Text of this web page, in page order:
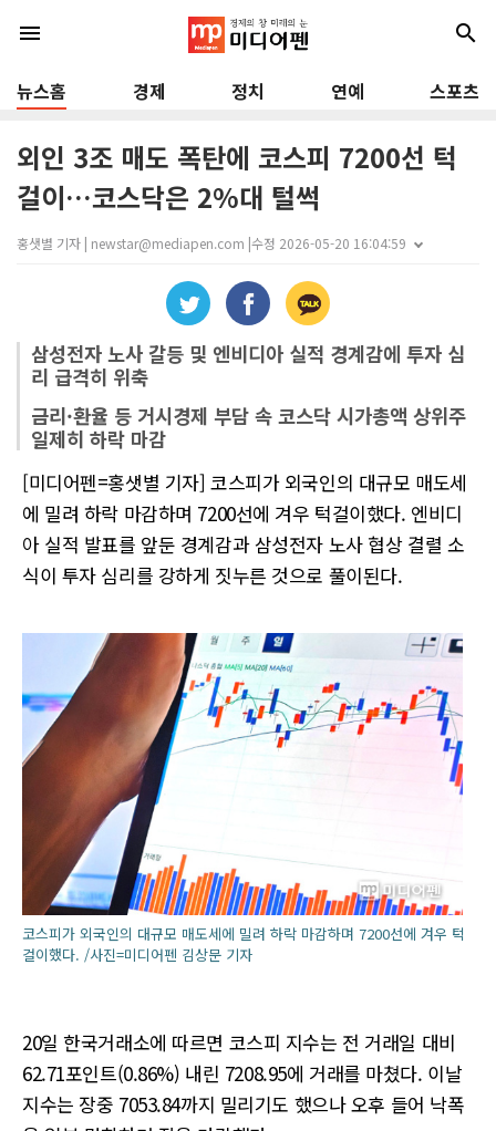
menu search
뉴스홈 경제 정치 연예 스포츠
외인 3조 매도 폭탄에 코스피 7200선 턱
걸이…코스닥은 2%대 털썩
홍샛별 기자 | newstar@mediapen.com |수정 2026-05-20 16:04:59
삼성전자 노사 갈등 및 엔비디아 실적 경계감에 투자 심
리 급격히 위축
금리·환율 등 거시경제 부담 속 코스닥 시가총액 상위주
일제히 하락 마감
[미디어펜=홍샛별 기자] 코스피가 외국인의 대규모 매도세
에 밀려 하락 마감하며 7200선에 겨우 턱걸이했다. 엔비디
아 실적 발표를 앞둔 경계감과 삼성전자 노사 협상 결렬 소
식이 투자 심리를 강하게 짓누른 것으로 풀이된다.
코스피가 외국인의 대규모 매도세에 밀려 하락 마감하며 7200선에 겨우 턱
걸이했다. /사진=미디어펜 김상문 기자
20일 한국거래소에 따르면 코스피 지수는 전 거래일 대비
62.71포인트(0.86%) 내린 7208.95에 거래를 마쳤다. 이날
지수는 장중 7053.84까지 밀리기도 했으나 오후 들어 낙폭